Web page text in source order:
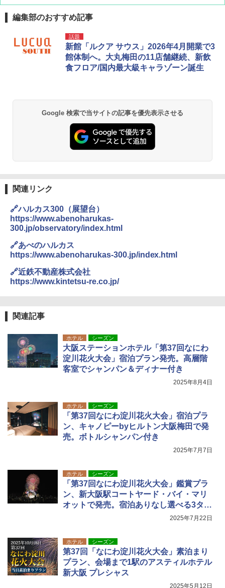
[キャンパーズコレクション 山善] ポップアッ
プテント 傘みたいに広げて畳める パッとサ
ッとサンシェード キューブ フルクローズ メ
ッシュ 簡単設置 ワンタッチテント キャンプ
&ハイキング カーキ PATC-150(KH)
PYKES PEAK (パイクスピーク) 着替えテン
ト プライバシー テント 【中が透けない】 1
人用 折りたたみ 防災グッズ 災害用トイレ ビ
ーチ ピクニック ポップアップテント 携帯 簡
易 トイレテント (ブラック)
テント ワンタッチ RENEW 幅200 2-3人用 43
500002(89232)
￥5,999
[キャンパーズコレクション 山善] 傘みたいに
広げるだけ パッとサッとテント ブラックコ
ーティング フルクローズ メッシュ 3-4人用
簡単設置 ポップアップテント エクルベージ
[キャンパーズコレクション 山善] 傘みたいに
広げるだけ パッとサッとテント キューブワ
イド ブラックコーティング フルクローズ メ
ッシュ 4人用 簡単設置 ポップアップテント P
DEWEL パラソル 大型 ビーチ アウトドアパ
ラソル ガーデン サイトシート付 折りたたみ
防水 UVカット 4段階高さ調整 軽量 収納袋付
き
【日本企業販売】超強力クマ対策スプレー 30
0ml（連続噴射30秒）110ml（連続噴射15
秒）射程5～10m 安全ロック搭載 携帯収納袋
付き ヒグマ・イノシシ対策 自治体・教育機
関の購入実績 登山・キャンプ・アウトドア・
GRANDOOR ステンレス保冷剤 2個セット 2
026リニューアル 急速冷凍 空間倍増 衛生的
コンパクト 保冷力長持ち
ポインターライト 強力 小型 緑色/赤色/青紫色
USB充電式 高精度 超長距離照射 長時間使用
電動エアーポンプ SUP用 20PSI 電動ポンプ
ゴムボート 空気入れ 空気抜き 自動停止 過熱
編集部のおすすめ記事
話題
新館「ルクア サウス」2026年4月開業で3
館体制へ。大丸梅田の11店舗継続、新飲
食フロア/国内最大級キャラゾーン誕生
Google 検索で当サイトの記事を優先表示させる
関連リンク
🔗ハルカス300（展望台）
https://www.abenoharukas-
300.jp/observatory/index.html
🔗あべのハルカス
https://www.abenoharukas-300.jp/index.html
🔗近鉄不動産株式会社
https://www.kintetsu-re.co.jp/
関連記事
ホテル シーズン
大阪ステーションホテル「第37回なにわ
淀川花火大会」宿泊プラン発売。高層階
客室でシャンパン＆ディナー付き
2025年8月4日
ホテル シーズン
「第37回なにわ淀川花火大会」宿泊プラ
ン、キャノピーbyヒルトン大阪梅田で発
売。ボトルシャンパン付き
2025年7月7日
ホテル シーズン
「第37回なにわ淀川花火大会」鑑賞プラ
ン、新大阪駅コートヤード・バイ・マリ
オットで発売。宿泊ありなし選べる3タイ
2025年7月22日
ホテル シーズン
第37回「なにわ淀川花火大会」素泊まり
プラン、会場まで1駅のアスティルホテル
新大阪 プレシャス
2025年5月12日